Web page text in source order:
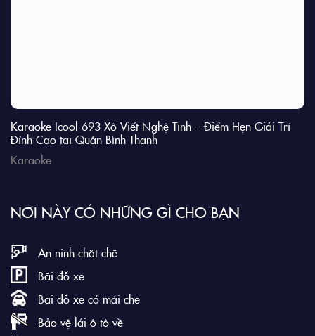
Karaoke Icool 693 Xô Viết Nghệ Tĩnh – Điểm Hẹn Giải Trí
Đỉnh Cao tại Quận Bình Thạnh
Karaoke
NƠI NÀY CÓ NHỮNG GÌ CHO BẠN
An ninh chặt chẽ
Bãi đỗ xe
Bãi đỗ xe có mái che
Bảo vệ lái ô tô về